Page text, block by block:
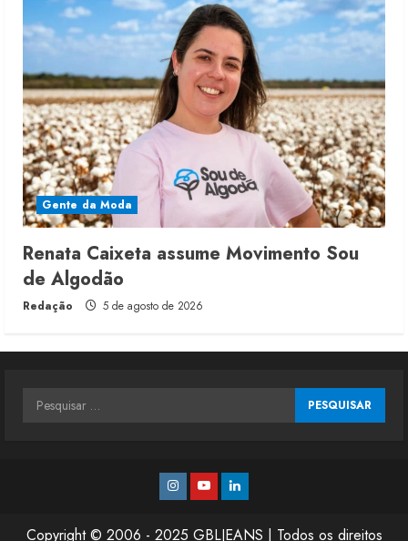
Gente da Moda
Renata Caixeta assume Movimento Sou
de Algodão
Redação 5 de agosto de 2026
Pesquisar
Instagram
YoutubeLinkedin
Copyright © 2006 - 2025 GBLJEANS | Todos os direitos